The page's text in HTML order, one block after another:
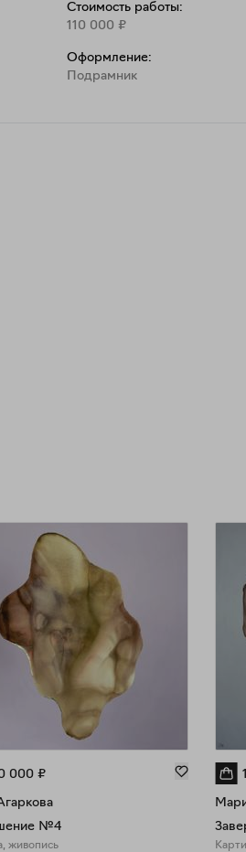
больше не возвращался к
Стоимость работы:
110 000 ₽
Оформление:
Подрамник
000 ₽
№4
живопись